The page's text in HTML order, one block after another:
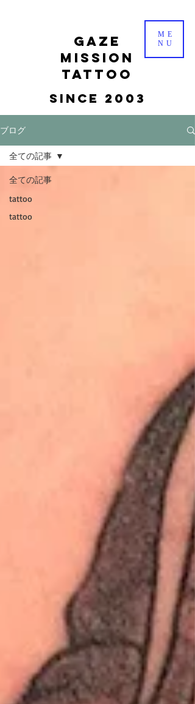
gaze
mission
tattoo
Since 2003
ME
NU
ブログ
全ての記事
tattoo
tattoo
全ての記事